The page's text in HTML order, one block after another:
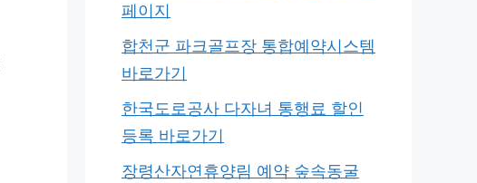
페이지
합천군 파크골프장 통합예약시스템
바로가기
한국도로공사 다자녀 통행료 할인
등록 바로가기
장령산자연휴양림 예약 숲속동굴